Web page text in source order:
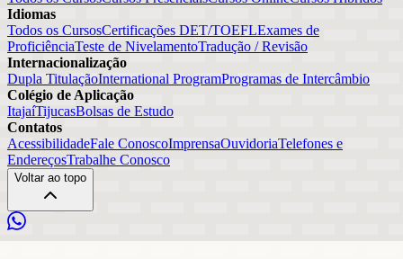
Idiomas
Todos os CursosCertificações DET/TOEFLExames de
ProficiênciaTeste de NivelamentoTradução / Revisão
Internacionalização
Dupla TitulaçãoInternational ProgramProgramas de Intercâmbio
Colégio de Aplicação
ItajaíTijucasBolsas de Estudo
Contatos
AcessibilidadeFale ConoscoImprensaOuvidoriaTelefones e
EndereçosTrabalhe Conosco
Voltar ao topo